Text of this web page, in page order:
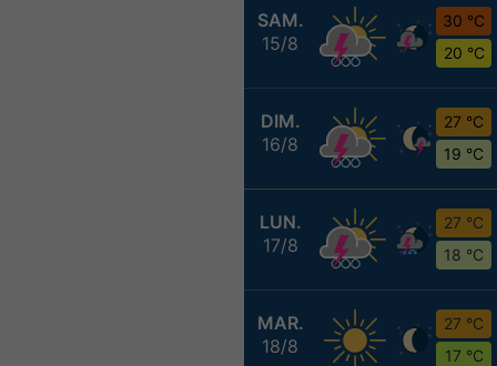
SAM.
15/8
30 °C
20 °C
DIM.
16/8
27 °C
19 °C
LUN.
17/8
27 °C
18 °C
MAR.
18/8
27 °C
17 °C